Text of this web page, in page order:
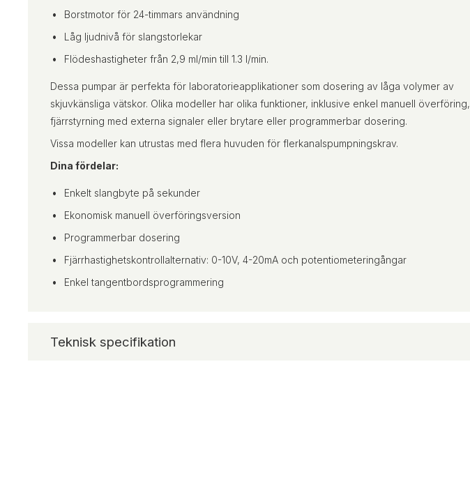
Borstmotor för 24-timmars användning
Låg ljudnivå för slangstorlekar
Flödeshastigheter från 2,9 ml/min till 1.3 l/min.
Dessa pumpar är perfekta för laboratorieapplikationer som dosering av låga volymer av
skjuvkänsliga vätskor. Olika modeller har olika funktioner, inklusive enkel manuell överföring,
fjärrstyrning med externa signaler eller brytare eller programmerbar dosering.
Vissa modeller kan utrustas med flera huvuden för flerkanalspumpningskrav.
Dina fördelar:
Enkelt slangbyte på sekunder
Ekonomisk manuell överföringsversion
Programmerbar dosering
Fjärrhastighetskontrollalternativ: 0-10V, 4-20mA och potentiometeringångar
Enkel tangentbordsprogrammering
Teknisk specifikation